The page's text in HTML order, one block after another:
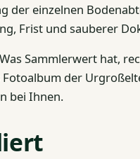
der einzelnen
Frist und sauberer
Sammlerwert hat,
der
bei Ihnen.